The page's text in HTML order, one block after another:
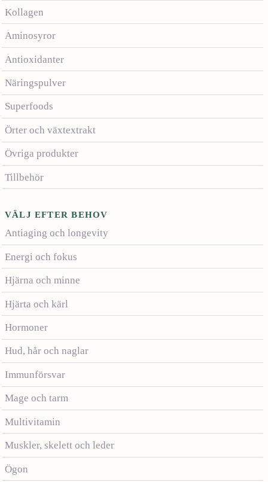
Kollagen
Aminosyror
Antioxidanter
Näringspulver
Superfoods
Örter och växtextrakt
Övriga produkter
Tillbehör
VÄLJ EFTER BEHOV
Antiaging och longevity
Energi och fokus
Hjärna och minne
Hjärta och kärl
Hormoner
Hud, hår och naglar
Immunförsvar
Mage och tarm
Multivitamin
Muskler, skelett och leder
Ögon